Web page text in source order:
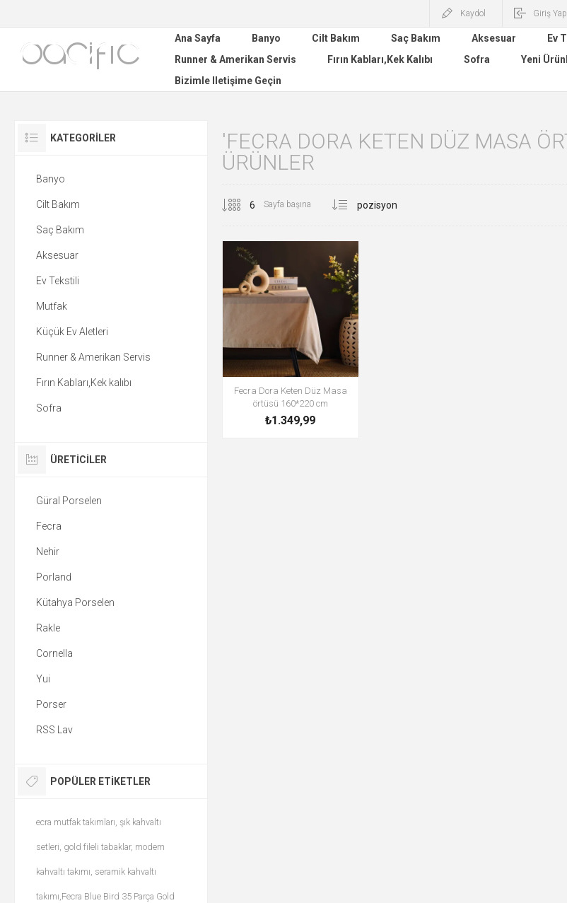
Kaydol Giriş Yap
Ana Sayfa Banyo Cilt Bakım Saç Bakım Aksesuar Ev
Runner & Amerikan Servis
Fırın Kabları,Kek Kalıbı Sofra Yeni
Bizimle Iletişime Geçin
'FECRA DORA KETEN DÜZ MASA
ÜRÜNLER
Sayfa başına
Fecra Dora Keten Düz Masa
örtüsü 160*220 cm
₺1.349,99
KATEGORILER
Banyo
Cilt Bakım
Saç Bakım
Aksesuar
Ev Tekstili
Mutfak
Küçük Ev Aletleri
Runner & Amerikan Servis
Fırın Kabları,Kek kalıbı
Sofra
ÜRETICILER
Güral Porselen
Fecra
Nehir
Porland
Kütahya Porselen
Rakle
Cornella
Yui
Porser
RSS Lav
POPÜLER ETIKETLER
ecra mutfak takımları, şık kahvaltı
setleri, gold fileli tabaklar, modern
kahvaltı takımı, seramik kahvaltı
takımı,Fecra Blue Bird 35 Parça Gold